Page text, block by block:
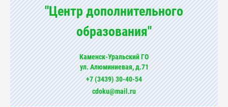
"Центр дополнительного
образования"
Каменск-Уральский ГО
ул. Алюминиевая, д.71
+7 (3439) 30-40-54
cdoku@mail.ru